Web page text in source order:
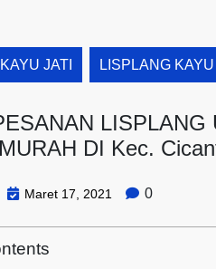
JATI LISPLANG KAYU
LISPLANG
DI Kec.
Maret 17, 2021 0